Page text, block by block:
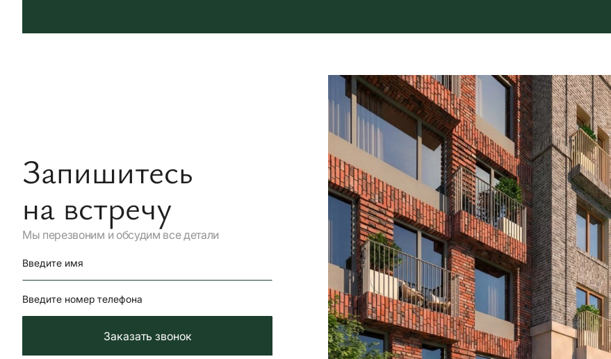
Запишитесь
на встречу
Мы перезвоним и обсудим все детали
Введите имя
Введите номер телефона
Заказать звонок